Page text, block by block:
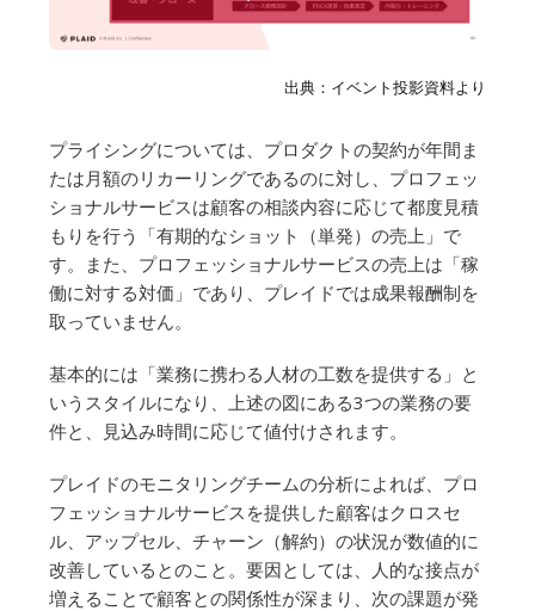
出典：イベント投影資料より
プライシングについては、プロダクトの契約が年間ま
たは月額のリカーリングであるのに対し、プロフェッ
ショナルサービスは顧客の相談内容に応じて都度見積
もりを行う「有期的なショット（単発）の売上」で
す。また、プロフェッショナルサービスの売上は「稼
働に対する対価」であり、プレイドでは成果報酬制を
取っていません。
基本的には「業務に携わる人材の工数を提供する」と
いうスタイルになり、上述の図にある3つの業務の要
件と、見込み時間に応じて値付けされます。
プレイドのモニタリングチームの分析によれば、プロ
フェッショナルサービスを提供した顧客はクロスセ
ル、アップセル、チャーン（解約）の状況が数値的に
改善しているとのこと。要因としては、人的な接点が
増えることで顧客との関係性が深まり、次の課題が発